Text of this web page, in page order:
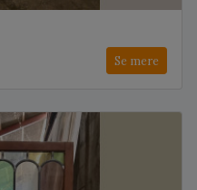
Se mere